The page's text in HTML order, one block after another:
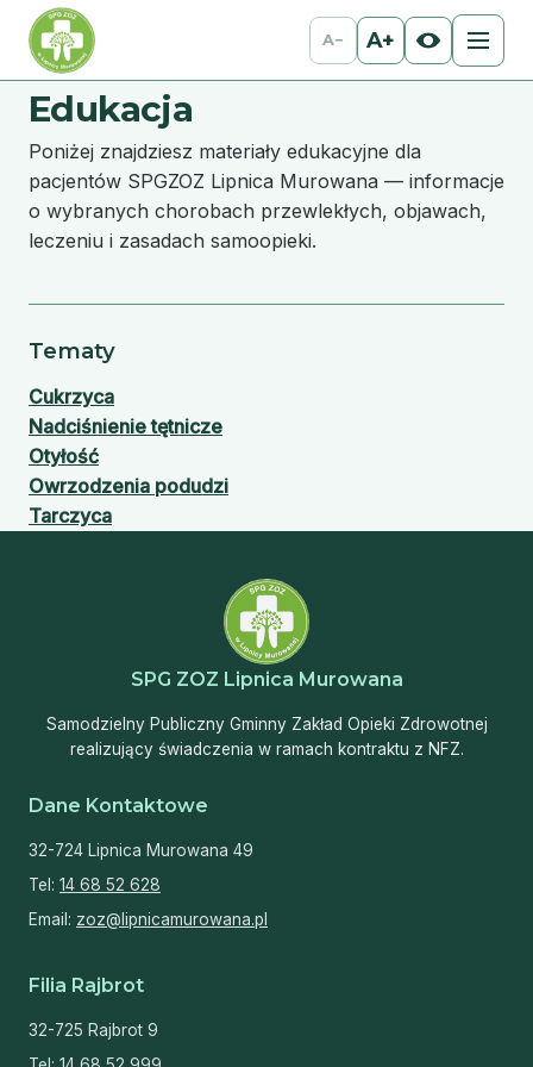
A− A+
Edukacja
Poniżej znajdziesz materiały edukacyjne dla
pacjentów SPGZOZ Lipnica Murowana — informacje
o wybranych chorobach przewlekłych, objawach,
leczeniu i zasadach samoopieki.
Tematy
Cukrzyca
Nadciśnienie tętnicze
Otyłość
Owrzodzenia podudzi
Tarczyca
SPG ZOZ Lipnica Murowana
Samodzielny Publiczny Gminny Zakład Opieki Zdrowotnej
realizujący świadczenia w ramach kontraktu z NFZ.
Dane Kontaktowe
32-724 Lipnica Murowana 49
Tel: 14 68 52 628
Email: zoz@lipnicamurowana.pl
Filia Rajbrot
32-725 Rajbrot 9